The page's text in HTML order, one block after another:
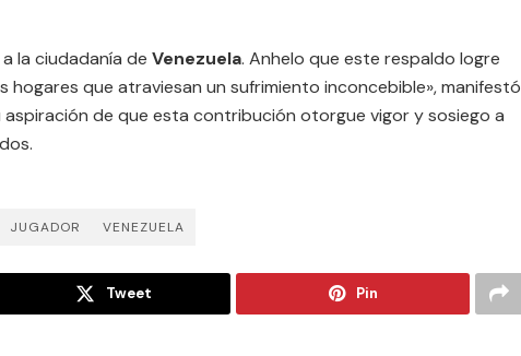
la ciudadanía de Venezuela. Anhelo que este respaldo logre
hogares que atraviesan un sufrimiento inconcebible», manifestó
de que esta contribución otorgue vigor y sosiego a
JUGADOR VENEZUELA
Tweet Pin